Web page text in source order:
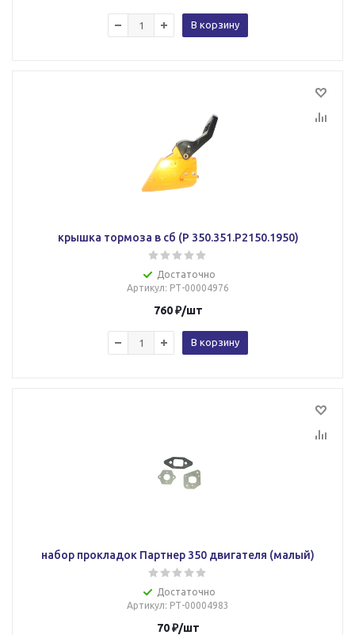
В корзину
крышка тормоза в сб (Р 350.351.Р2150.1950)
Достаточно
Артикул: РТ-00004976
760₽/шт
В корзину
набор прокладок Партнер 350 двигателя (малый)
Достаточно
Артикул: РТ-00004983
70₽/шт